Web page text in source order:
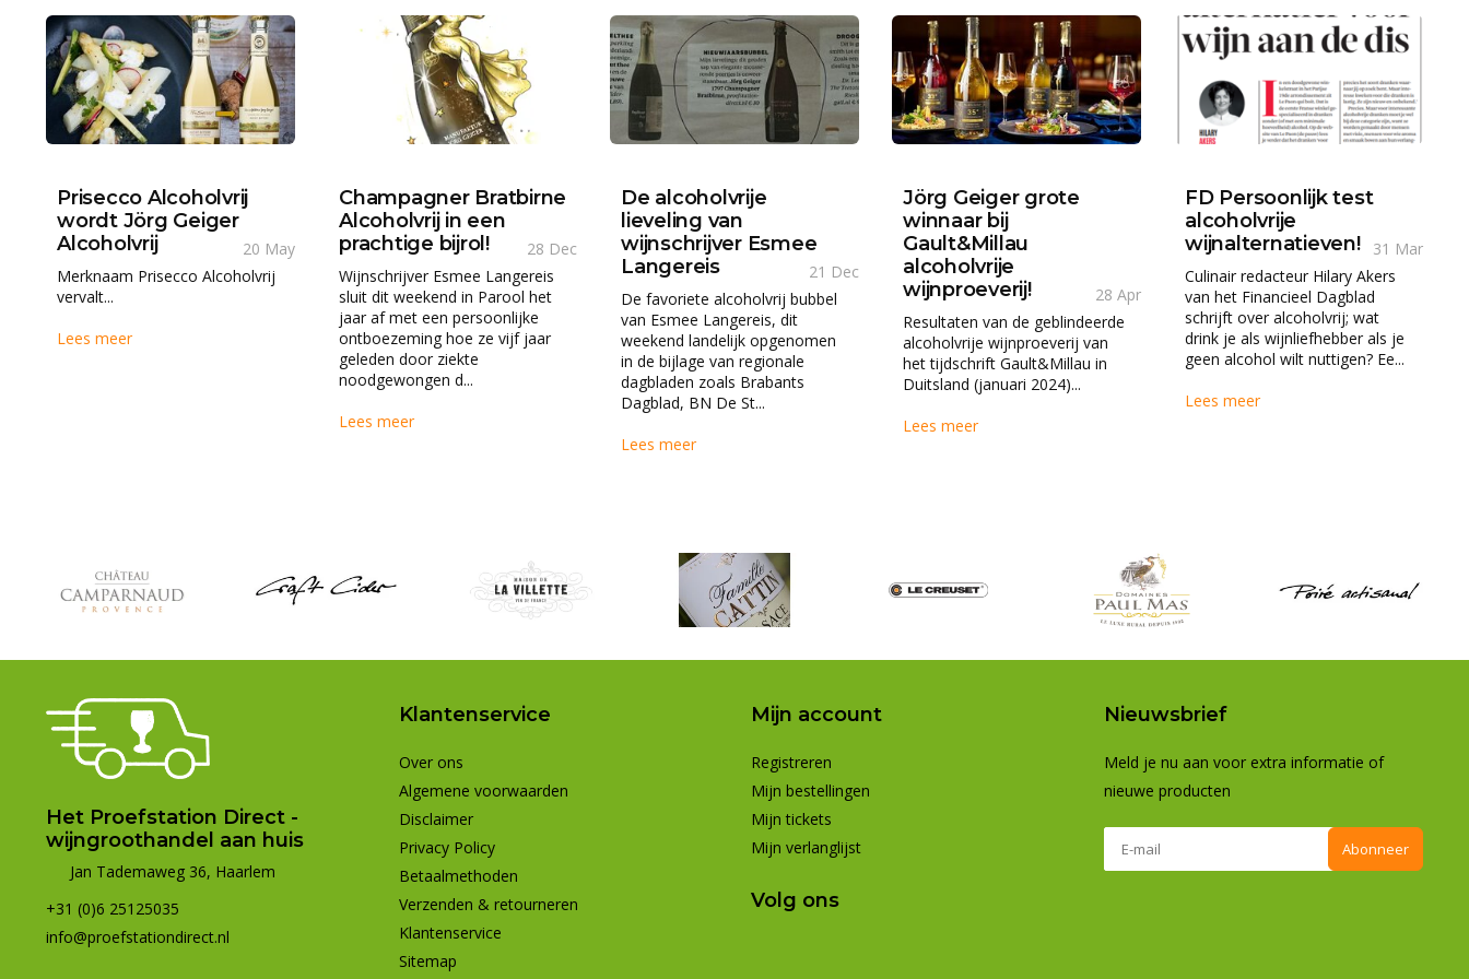
Prisecco Alcoholvrij
wordt Jörg Geiger
Alcoholvrij
20 May
Merknaam Prisecco Alcoholvrij
vervalt...
Lees meer
Champagner Bratbirne
Alcoholvrij in een
prachtige bijrol!
28 Dec
Wijnschrijver Esmee Langereis
sluit dit weekend in Parool het
jaar af met een persoonlijke
ontboezeming hoe ze vijf jaar
geleden door ziekte
noodgewongen d...
Lees meer
De alcoholvrije
lieveling van
wijnschrijver Esmee
Langereis
21 Dec
De favoriete alcoholvrij bubbel
van Esmee Langereis, dit
weekend landelijk opgenomen
in de bijlage van regionale
dagbladen zoals Brabants
Dagblad, BN De St...
Lees meer
Jörg Geiger grote
winnaar bij
Gault&Millau
alcoholvrije
wijnproeverij!
28 Apr
Resultaten van de geblindeerde
alcoholvrije wijnproeverij van
het tijdschrift Gault&Millau in
Duitsland (januari 2024)...
Lees meer
FD Persoonlijk test
alcoholvrije
wijnalternatieven!
31 Mar
Culinair redacteur Hilary Akers
van het Financieel Dagblad
schrijft over alcoholvrij; wat
drink je als wijnliefhebber als je
geen alcohol wilt nuttigen? Ee...
Lees meer
Het Proefstation Direct -
wijngroothandel aan huis
Jan Tademaweg 36, Haarlem
+31 (0)6 25125035
info@proefstationdirect.nl
Klantenservice
Over ons
Algemene voorwaarden
Disclaimer
Privacy Policy
Betaalmethoden
Verzenden & retourneren
Klantenservice
Sitemap
Mijn account
Registreren
Mijn bestellingen
Mijn tickets
Mijn verlanglijst
Volg ons
Nieuwsbrief
Meld je nu aan voor extra informatie of
nieuwe producten
Abonneer